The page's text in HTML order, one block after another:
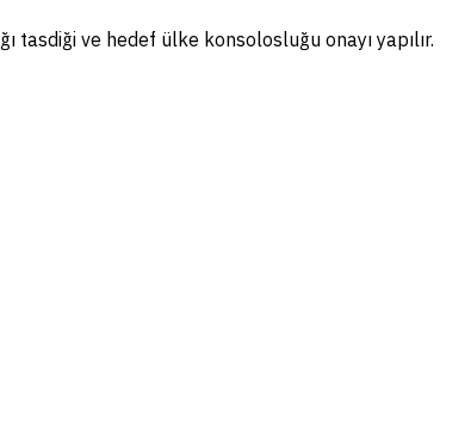
tasdiği ve hedef ülke konsolosluğu onayı yapılır.